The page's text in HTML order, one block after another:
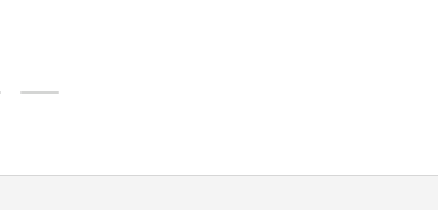
2 di 4
slide 3 di 4
Carica slide 4 di 4